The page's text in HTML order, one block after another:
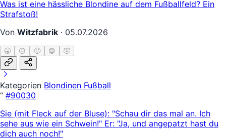
Was ist eine hässliche Blondine auf dem Fußballfeld? Ein
Strafstoß!
Von Witzfabrik · 05.07.2026
🥱 😐 🙂 😄 🤣
Kategorien Blondinen Fußball
“ #90030
Sie (mit Fleck auf der Bluse): "Schau dir das mal an. Ich
sehe aus wie ein Schwein!" Er: "Ja, und angepatzt hast du
dich auch noch!"